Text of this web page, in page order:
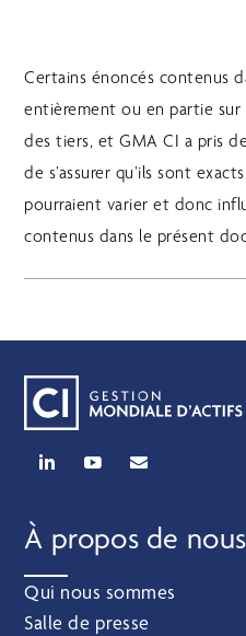
Certains énoncés contenus
entièrement ou en partie
des tiers, et GMA CI a pris
de s’assurer qu’ils sont
pourraient varier et donc
contenus dans le présent
À propos de nous
Qui nous sommes
Salle de presse